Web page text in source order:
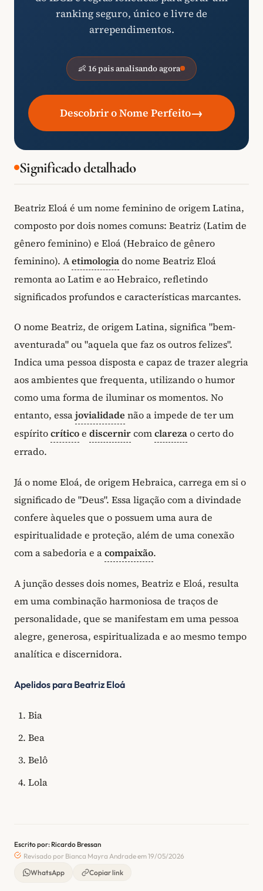
ranking seguro, único e livre de
arrependimentos.
👶 16 pais analisando agora
Descobrir o Nome Perfeito→
Significado detalhado
Beatriz Eloá é um nome feminino de origem Latina,
composto por dois nomes comuns: Beatriz (Latim de
gênero feminino) e Eloá (Hebraico de gênero
feminino). Aetimologiado nome Beatriz Eloá
remonta ao Latim e ao Hebraico, refletindo
significados profundos e características marcantes.
O nome Beatriz, de origem Latina, significa "bem-
aventurada" ou "aquela que faz os outros felizes".
Indica uma pessoa disposta e capaz de trazer alegria
aos ambientes que frequenta, utilizando o humor
como uma forma de iluminar os momentos. No
entanto, essajovialidade não a impede de ter um
espíritocríticoe discernircomclarezao certo do
errado.
Já o nome Eloá, de origem Hebraica, carrega em si o
significado de "Deus". Essa ligação com a divindade
confere àqueles que o possuem uma aura de
espiritualidade e proteção, além de uma conexão
com a sabedoria e acompaixão.
A junção desses dois nomes, Beatriz e Eloá, resulta
em uma combinação harmoniosa de traços de
personalidade, que se manifestam em uma pessoa
alegre, generosa, espiritualizada e ao mesmo tempo
analítica e discernidora.
Apelidos para Beatriz Eloá
Bia
Bea
Belô
Lola
Escrito por: Ricardo Bressan
Revisado por Bianca Mayra Andrade em 19/05/2026
WhatsApp
Copiar link